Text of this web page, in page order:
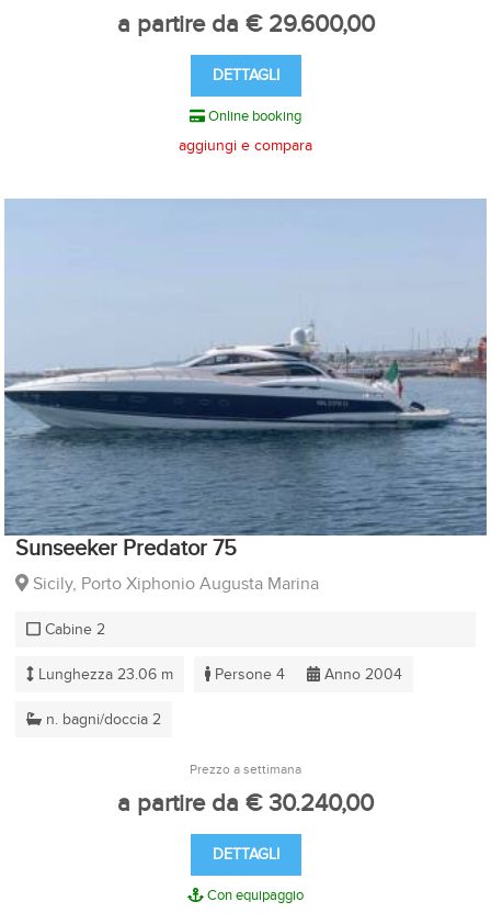
a partire da € 29.600,00
DETTAGLI
Online booking
aggiungi e compara
Sunseeker Predator 75
Sicily, Porto Xiphonio Augusta Marina
Cabine 2
Lunghezza 23.06 m Persone 4 Anno 2004
n. bagni/doccia 2
Prezzo a settimana
a partire da € 30.240,00
DETTAGLI
Con equipaggio